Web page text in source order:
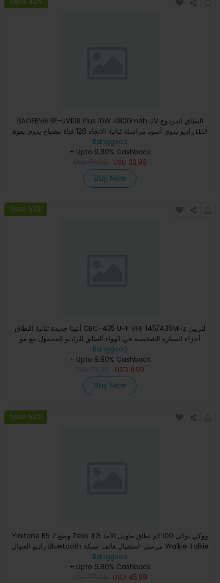
BAOFENG BF-UV10R Plus 10W 4800mAh UV النطاق المزدوج
راديو يدوي أسود مراسلة ثنائية الاتجاه 128 قناة مصباح يدوي بقوة LED
ق
Banggood
+ Upto 9.80% Cashback
USD 32.99
Buy Now
Save 53%
أنتينا جديدة ثنائية النطاق CBC-435 UHF VHF 145/435MHz لتزيين
أجزاء السيارة الشخصية في الهواء الطلق للراديو المحمول مع مو
Banggood
+ Upto 9.80% Cashback
USD 11.99
Buy Now
Save 53%
Yinitone B5 7 وضع Zello 4G ووكي توكي 100 كم نطاق طويل الأمد
راديو الجوال Bluetooth مرسل-استقبال هاتف شبكة Walkie Talkie
Banggood
+ Upto 9.80% Cashback
USD 45.99